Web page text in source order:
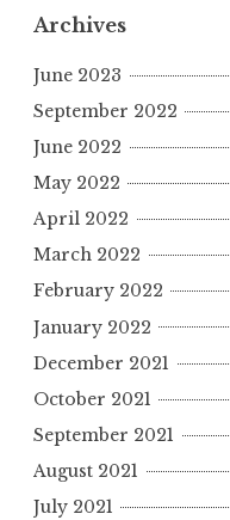
Archives
June 2023
September 2022
June 2022
May 2022
April 2022
March 2022
February 2022
January 2022
December 2021
October 2021
September 2021
August 2021
July 2021